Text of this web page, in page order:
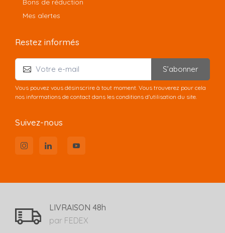
Mes alertes
Restez informés
S’abonner
Vous pouvez vous désinscrire à tout moment. Vous trouverez pour cela
nos informations de contact dans les conditions d'utilisation du site.
Suivez-nous
LIVRAISON 48h
par FEDEX